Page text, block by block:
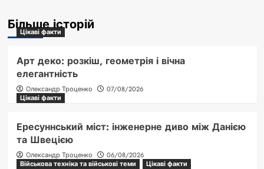
Більше історій
Цікаві факти
Арт деко: розкіш, геометрія і вічна
елегантність
Олександр Троценко
07/08/2026
Цікаві факти
Ересуннський міст: інженерне диво між Данією
та Швецією
Олександр Троценко
06/08/2026
Військова техніка та військові теми
Цікаві факти